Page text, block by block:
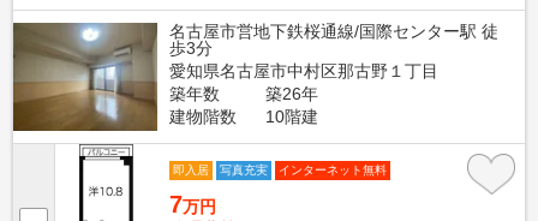
名古屋市営地下鉄桜通線/国際センター駅 徒
歩3分
愛知県名古屋市中村区那古野１丁目
築年数
築26年
建物階数
10階建
即入居 写真充実 インターネット無料
7万円